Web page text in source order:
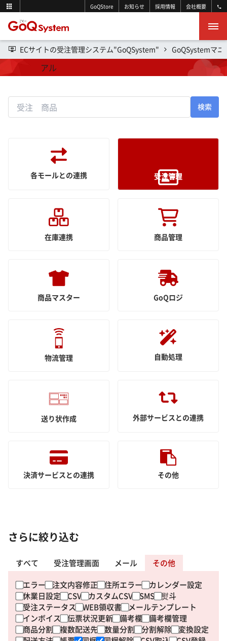
GoQStore お知らせ 採用情報 会社概要
ECサイトの受注管理システム"GoQSystem" GoQSystemマニ
操作マニュアル
検索
各モールとの連携 受注管理
在庫連携 商品管理
商品マスター GoQロジ
物流管理 自動処理
送り状作成 外部サービスとの連携
決済サービスとの連携 その他
さらに絞り込む
すべて 受注管理画面 メール
その他
エラー 注文内容修正 住所エラー カレンダー設定
休業日設定 CSV カスタムCSV SMS 熨斗
受注ステータス WEB領収書 メールテンプレート
インボイス 伝票状況更新 備考欄 備考欄管理
商品分割 複数配送先 数量分割 分割解除 変換設定